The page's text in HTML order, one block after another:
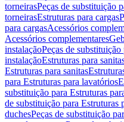
torneirasPeças de substituição
torneirasEstruturas para cargas
para cargasAcessórios
Acessórios complementares
instalaçãoPeças de
instalaçãoEstruturas para
Estruturas para sanitas
para Estruturas para lavatórios
substituição para Estruturas
de substituição para Estruturas
duchesPeças de substituição